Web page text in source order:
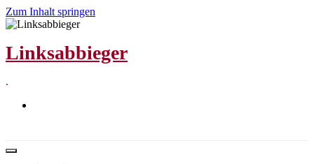
Zum Inhalt springen
Linksabbieger
.